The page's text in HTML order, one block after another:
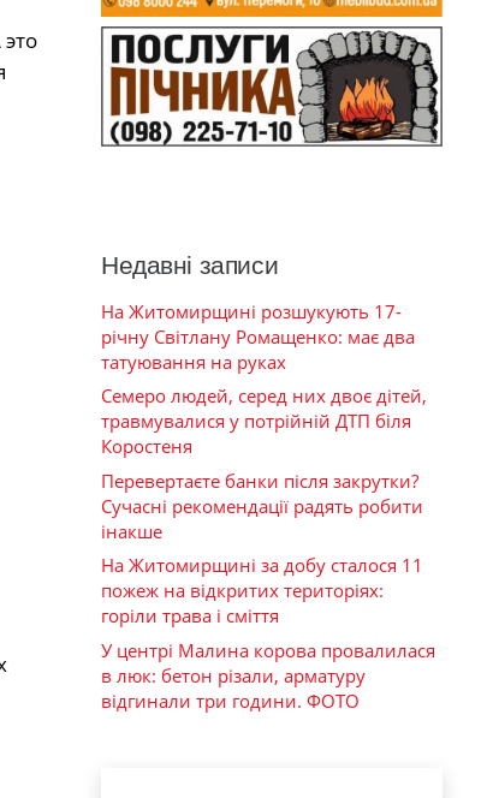
Недавні записи
На Житомирщині розшукують 17-
річну Світлану Ромащенко: має два
татуювання на руках
Семеро людей, серед них двоє дітей,
травмувалися у потрійній ДТП біля
Коростеня
Перевертаєте банки після закрутки?
Сучасні рекомендації радять робити
інакше
На Житомирщині за добу сталося 11
пожеж на відкритих територіях:
горіли трава і сміття
У центрі Малина корова провалилася
в люк: бетон різали, арматуру
відгинали три години. ФОТО